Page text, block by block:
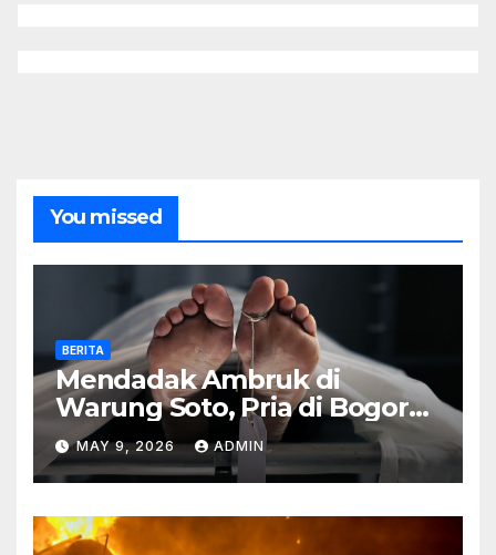
You missed
BERITA
Mendadak Ambruk di
Warung Soto, Pria di Bogor
Meninggal Sebelum Makan
MAY 9, 2026 ADMIN